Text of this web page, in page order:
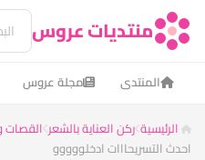
منتديات عروس
المنتدى مجلة عروس
الرئيسية ركن العناية بالشعر القصات
احدث التسريحااات ادخلووووو